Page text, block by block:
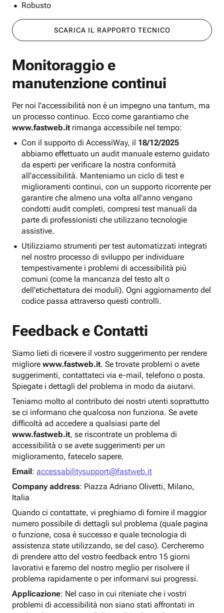
Robusto
SCARICA IL RAPPORTO TECNICO
Monitoraggio e
manutenzione continui
Per noi l'accessibilità non è un impegno una tantum, ma
un processo continuo. Ecco come garantiamo che
www.fastweb.it rimanga accessibile nel tempo:
Con il supporto di AccessiWay, il 18/12/2025
abbiamo effettuato un audit manuale esterno guidato
da esperti per verificare la nostra conformità
all'accessibilità. Manteniamo un ciclo di test e
miglioramenti continui, con un supporto ricorrente per
garantire che almeno una volta all'anno vengano
condotti audit completi, compresi test manuali da
parte di professionisti che utilizzano tecnologie
assistive.
Utilizziamo strumenti per test automatizzati integrati
nel nostro processo di sviluppo per individuare
tempestivamente i problemi di accessibilità più
comuni (come la mancanza del testo alt o
dell'etichettatura dei moduli). Ogni aggiornamento del
codice passa attraverso questi controlli.
Feedback e Contatti
Siamo lieti di ricevere il vostro suggerimento per rendere
migliore www.fastweb.it. Se trovate problemi o avete
suggerimenti, contattateci via e-mail, telefono o posta.
Spiegate i dettagli del problema in modo da aiutarvi.
Teniamo molto al contributo dei nostri utenti soprattutto
se ci informano che qualcosa non funziona. Se avete
difficoltà ad accedere a qualsiasi parte del
www.fastweb.it, se riscontrate un problema di
accessibilità o se avete suggerimenti per un
miglioramento, fatecelo sapere.
Email: accessabilitysupport@fastweb.it
Company address: Piazza Adriano Olivetti, Milano,
Italia
Quando ci contattate, vi preghiamo di fornire il maggior
numero possibile di dettagli sul problema (quale pagina
o funzione, cosa è successo e quale tecnologia di
assistenza state utilizzando, se del caso). Cercheremo
di prendere atto del vostro feedback entro 15 giorni
lavorativi e faremo del nostro meglio per risolvere il
problema rapidamente o per informarvi sui progressi.
Applicazione: Nel caso in cui riteniate che i vostri
problemi di accessibilità non siano stati affrontati in